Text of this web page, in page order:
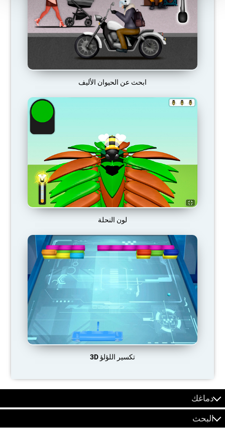
ابحث عن الحيوان الأليف
لون النحلة
تكسير اللؤلؤ 3D
دماغك
البحث